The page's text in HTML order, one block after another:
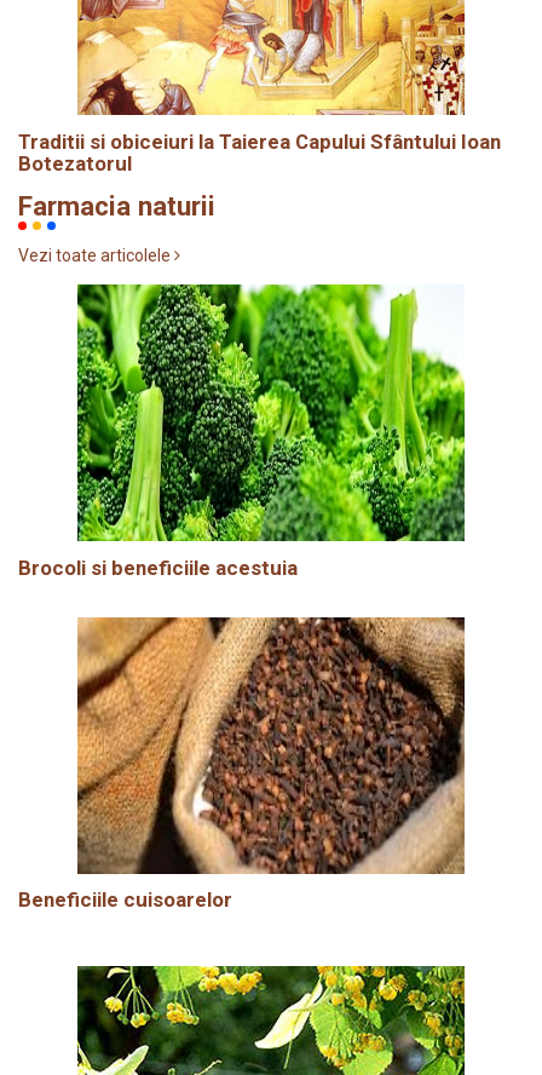
Traditii si obiceiuri la Taierea Capului Sfântului Ioan
Botezatorul
Farmacia naturii
Vezi toate articolele
Brocoli si beneficiile acestuia
Beneficiile cuisoarelor